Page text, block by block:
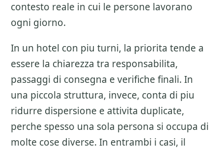
contesto reale in cui le persone lavorano
ogni giorno.
In un hotel con piu turni, la priorita tende a
essere la chiarezza tra responsabilita,
passaggi di consegna e verifiche finali. In
una piccola struttura, invece, conta di piu
ridurre dispersione e attivita duplicate,
perche spesso una sola persona si occupa di
molte cose diverse. In entrambi i casi, il